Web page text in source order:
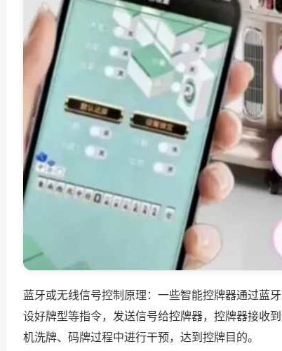
蓝牙或无线信号控制原理：一些智能控牌器通过蓝
设好牌型等指令，发送信号给控牌器，控牌器接收
机洗牌、码牌过程中进行干预，达到控牌目的。